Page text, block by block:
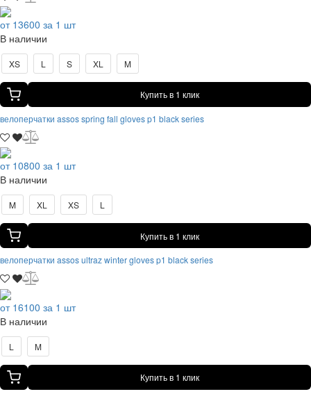
от 13600 за 1 шт
В наличии
XS L S XL M
Купить в 1 клик
велоперчатки assos spring fall gloves p1 black series
от 10800 за 1 шт
В наличии
M XL XS L
Купить в 1 клик
велоперчатки assos ultraz winter gloves p1 black series
от 16100 за 1 шт
В наличии
L M
Купить в 1 клик